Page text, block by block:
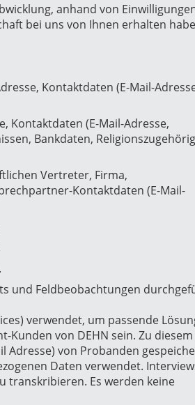
anhand von
bei uns von Ihnen erhalten
Kontaktdaten (E-Mail-
Kontaktdaten (E-Mail-Adresse,
Bankdaten,
Vertreter, Firma,
Kontaktdaten (E-Mail-
und Feldbeobachtungen
verwendet, um passende
von DEHN sein. Zu diesem
Adresse) von Probanden
Daten verwendet.
transkribieren. Es werden keine